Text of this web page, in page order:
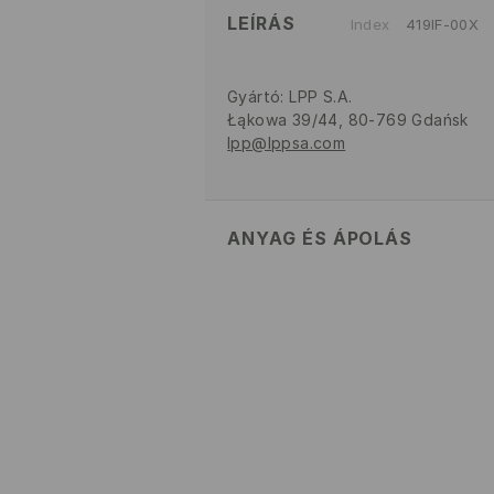
LEÍRÁS Index 419IF-00X
Gyártó: LPP S.A.
Łąkowa 39/44, 80-769 Gdańsk
lpp@lppsa.com
ANYAG ÉS ÁPOLÁS